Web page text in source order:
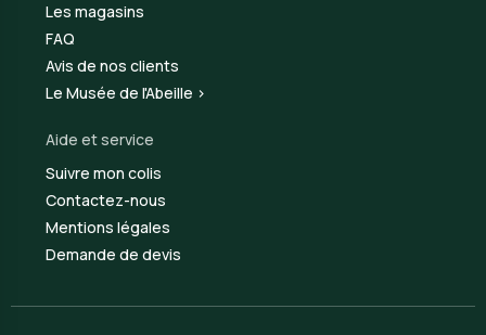
Les magasins
FAQ
Avis de nos clients
Le Musée de l'Abeille >
Aide et service
Suivre mon colis
Contactez-nous
Mentions légales
Demande de devis